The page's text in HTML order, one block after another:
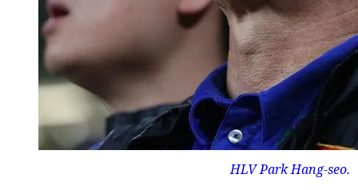
HLV Park Hang-seo.